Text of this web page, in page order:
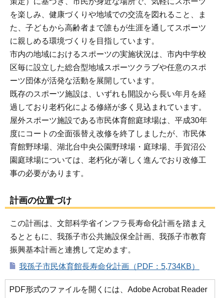
を楽しみ、健康づくりや地域での交流を図れること、ま
た、子どもから高齢者まで誰もが生涯を通してスポーツ
に親しめる環境づくりを目指しています。
市内の地域におけるスポーツの実施状況は、市内中学校
区毎に設立した総合型地域スポーツクラブや任意のスポ
ーツ団体が活発な活動を展開しています。
既存のスポーツ施設は、いずれも開設から長い年月を経
過しており老朽化による修繕が多く見込まれています。
屋外スポーツ施設である市民体育館庭球場は、平成30年
度にコートの全面張替え改修を終了しましたが、市民体
育館野球場、湖北台中央公園野球場・庭球場、手賀沼公
園庭球場については、老朽化が著しく進んでおり改修工
事の必要があります。
計画の位置づけ
この計画は、文部科学省インフラ長寿命化計画を踏まえ
るとともに、我孫子市公共施設保全計画、我孫子市教育
振興基本計画と連携して定めます。
我孫子市民体育館長寿命化計画（PDF：5,734KB）
PDF形式のファイルを開くには、Adobe Acrobat Reader